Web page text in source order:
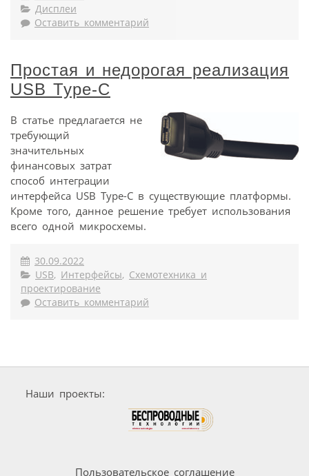
Дисплеи
Оставить комментарий
Простая и недорогая реализация
USB Type-C
В статье предлагается не
требующий
значительных
финансовых затрат
способ интеграции
интерфейса USB Type-C в существующие платформы.
Кроме того, данное решение требует использования
всего одной микросхемы.
30.09.2022
USB, Интерфейсы, Схемотехника и
проектирование
Оставить комментарий
Наши проекты:
Пользовательское соглашение